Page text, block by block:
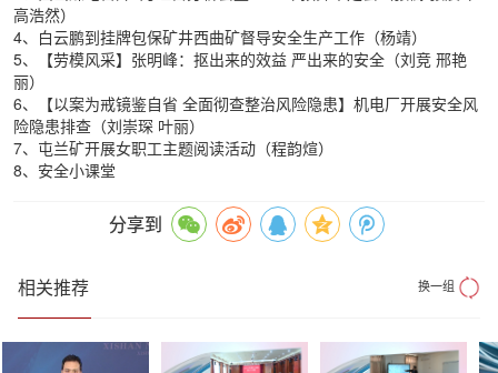
分享到
高浩然）
4、白云鹏到挂牌包保矿井西曲矿督导安全生产工作（杨靖）
5、【劳模风采】张明峰：抠出来的效益 严出来的安全（刘竞 邢艳
丽）
6、【以案为戒镜鉴自省 全面彻查整治风险隐患】机电厂开展安全风
险隐患排查（刘崇琛 叶丽）
7、屯兰矿开展女职工主题阅读活动（程韵煊）
8、安全小课堂
相关推荐 换一组